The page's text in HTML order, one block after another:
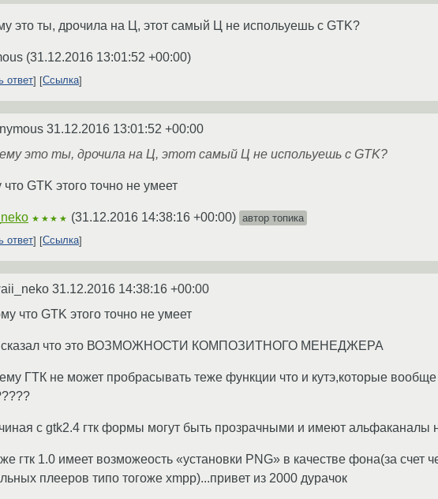
это ты, дрочила на Ц, этот самый Ц не испольуешь с GTK?
(31.12.2016 13:01:52 +00:00)
ответ Ссылка
31.12.2016 13:01:52 +00:00
это ты, дрочила на Ц, этот самый Ц не испольуешь с GTK?
GTK этого точно не умеет
★★★★ (31.12.2016 14:38:16 +00:00) автор топика
ответ
Ссылка
31.12.2016 14:38:16 +00:00
что GTK этого точно не умеет
сказал что это ВОЗМОЖНОСТИ КОМПОЗИТНОГО МЕНЕДЖЕРА
ГТК не может пробрасывать теже функции что и кутэ,которые
с gtk2.4 гтк формы могут быть прозрачными и имеют альфаканалы
гтк 1.0 имеет возможеость «установки PNG» в качестве фона(за счет
плееров типо тогоже xmpp)...привет из 2000 дурачок